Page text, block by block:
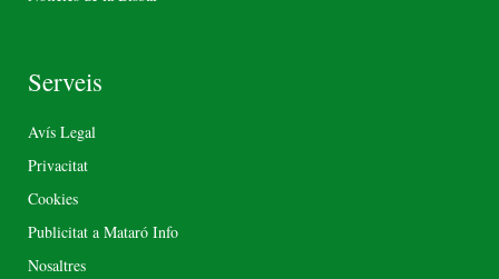
Serveis
Avís Legal
Privacitat
Cookies
Publicitat a Mataró Info
Nosaltres